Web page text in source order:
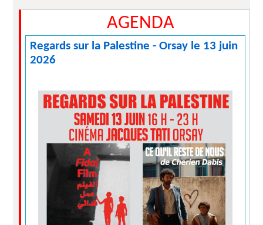
AGENDA
Regards sur la Palestine - Orsay le 13 juin
2026